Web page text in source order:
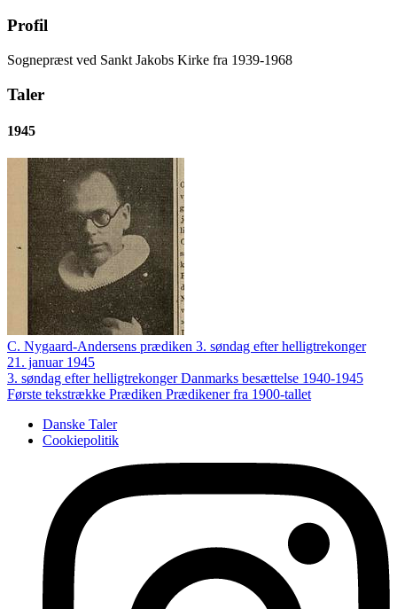
Profil
Sognepræst ved Sankt Jakobs Kirke fra 1939-1968
Taler
1945
C. Nygaard-Andersens prædiken 3. søndag efter helligtrekonger
21. januar 1945
3. søndag efter helligtrekonger Danmarks besættelse 1940-1945
Første tekstrække Prædiken Prædikener fra 1900-tallet
Danske Taler
Cookiepolitik